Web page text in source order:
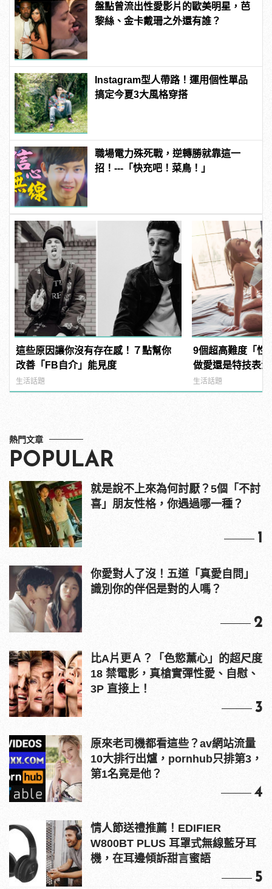
盤點曾流出性愛影片的歐美明星，芭
黎絲、金卡戴珊之外還有誰？
Instagram型人帶路！運用個性單品
搞定今夏3大風格穿搭
職場電力殊死戰，逆轉勝就靠這一
招！---「快充吧！菜鳥！」
這些原因讓你沒有存在感！７點幫你
改善「FB自介」能見度
生活話題
9個超高難度「性
做愛還是特技表
樣變型男
生活話題
熱門文章
POPULAR
就是說不上來為何討厭？5個「不討
喜」朋友性格，你遇過哪一種？
1
你愛對人了沒！五道「真愛自問」
識別你的伴侶是對的人嗎？
2
比A片更Ａ？「色慾薰心」的超尺度
18 禁電影，真槍實彈性愛、自慰、
3P 直接上！
3
原來老司機都看這些？av網站流量
10大排行出爐，pornhub只排第3，
第1名竟是他？
4
情人節送禮推薦！EDIFIER
W800BT PLUS 耳罩式無線藍牙耳
機，在耳邊傾訴甜言蜜語
5